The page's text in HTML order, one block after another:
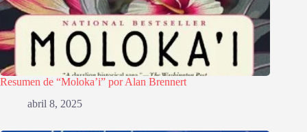
Resumen de “Moloka’i” por Alan Brennert
abril 8, 2025